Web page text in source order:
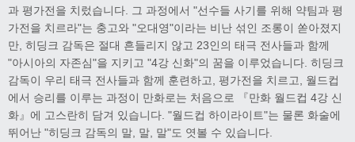
과 평가전을 치렀습니다. 그 과정에서 "선수들 사기를 위해 약팀과 평
가전을 치르라"는 충고와 "오대영"이라는 비난 섞인 조롱이 쏟아졌지
만, 히딩크 감독은 절대 흔들리지 않고 23인의 태극 전사들과 함께
"아시아의 자존심"을 지키고 "4강 신화"의 꿈을 이루었습니다. 히딩크
감독이 우리 태극 전사들과 함께 훈련하고, 평가전을 치르고, 월드컵
에서 승리를 이루는 과정이 만화로는 처음으로 『만화 월드컵 4강 신
화』에 고스란히 담겨 있습니다. "월드컵 하이라이트"는 물론 화술에
뛰어난 "히딩크 감독의 말, 말, 말"도 엿볼 수 있습니다.